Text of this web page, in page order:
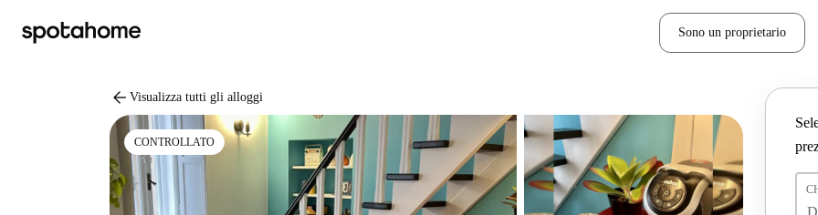
Sono un proprietario
arrow_back Visualizza tutti gli alloggi
CONTROLLATO